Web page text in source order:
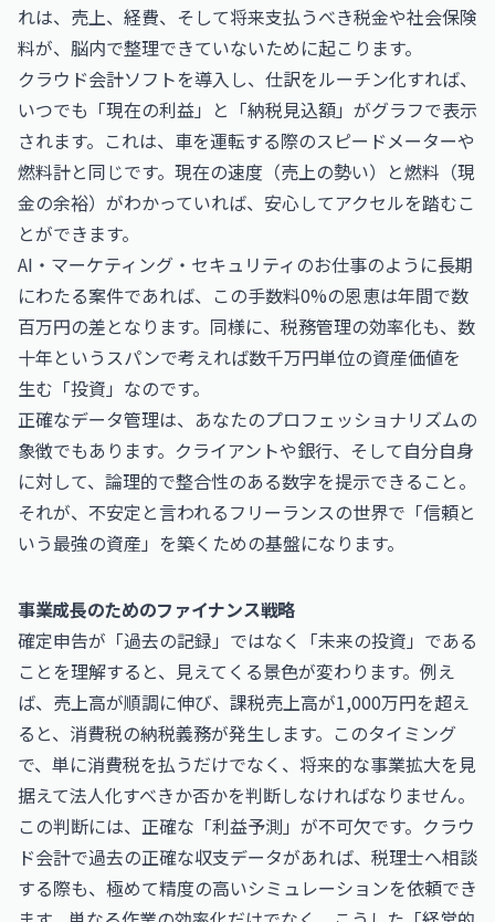
れは、売上、経費、そして将来支払うべき税金や社会保険
料が、脳内で整理できていないために起こります。
クラウド会計ソフトを導入し、仕訳をルーチン化すれば、
いつでも「現在の利益」と「納税見込額」がグラフで表示
されます。これは、車を運転する際のスピードメーターや
燃料計と同じです。現在の速度（売上の勢い）と燃料（現
金の余裕）がわかっていれば、安心してアクセルを踏むこ
とができます。
AI・マーケティング・セキュリティのお仕事のように長期
にわたる案件であれば、この手数料0%の恩恵は年間で数
百万円の差となります。同様に、税務管理の効率化も、数
十年というスパンで考えれば数千万円単位の資産価値を
生む「投資」なのです。
正確なデータ管理は、あなたのプロフェッショナリズムの
象徴でもあります。クライアントや銀行、そして自分自身
に対して、論理的で整合性のある数字を提示できること。
それが、不安定と言われるフリーランスの世界で「信頼と
いう最強の資産」を築くための基盤になります。
事業成長のためのファイナンス戦略
確定申告が「過去の記録」ではなく「未来の投資」である
ことを理解すると、見えてくる景色が変わります。例え
ば、売上高が順調に伸び、課税売上高が1,000万円を超え
ると、消費税の納税義務が発生します。このタイミング
で、単に消費税を払うだけでなく、将来的な事業拡大を見
据えて法人化すべきか否かを判断しなければなりません。
この判断には、正確な「利益予測」が不可欠です。クラウ
ド会計で過去の正確な収支データがあれば、税理士へ相談
する際も、極めて精度の高いシミュレーションを依頼でき